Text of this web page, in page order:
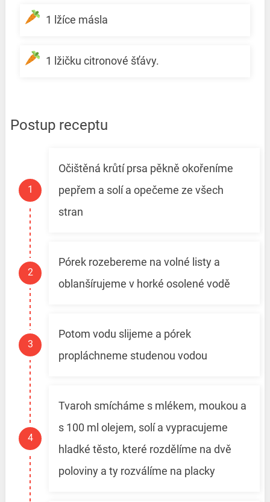
1 lžíce másla
1 lžičku citronové šťávy.
Postup receptu
Očištěná krůtí prsa pěkně okořeníme
pepřem a solí a opečeme ze všech
stran
Pórek rozebereme na volné listy a
oblanšírujeme v horké osolené vodě
Potom vodu slijeme a pórek
propláchneme studenou vodou
Tvaroh smícháme s mlékem, moukou a
s 100 ml olejem, solí a vypracujeme
hladké těsto, které rozdělíme na dvě
poloviny a ty rozválíme na placky